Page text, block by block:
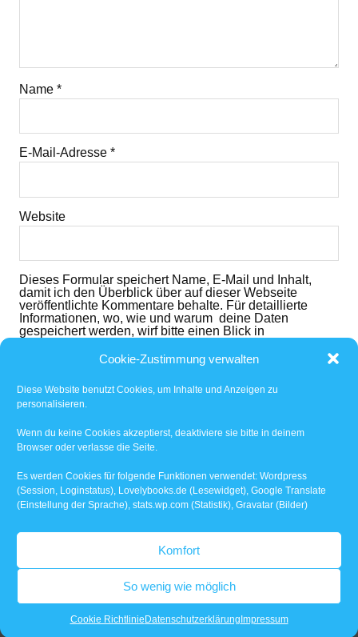
Cookie-Zustimmung verwalten
Diese Website benutzt Cookies, um Inhalte und Anzeigen zu
personalisieren.
Wenn du keine Cookies akzeptierst, deaktiviere sie bitte in deinem
Browser oder verlasse die Seite.
Es werden Cookies für folgende Funktionen verwendet: Wordpress
(Session, Loginstatus), Lovelybooks.de (Lesewidget), Google Translate
(Einstellung der Sprache), stats.wp.com (Statistik), Gravatar (Bilder)
Komfort
So wenig wie möglich
Cookie Richtlinie Datenschutzerklärung Impressum
Name *
E-Mail-Adresse *
Website
Dieses Formular speichert Name, E-Mail und Inhalt,
damit ich den Überblick über auf dieser Webseite
veröffentlichte Kommentare behalte. Für detaillierte
Informationen, wo, wie und warum deine Daten
gespeichert werden, wirf bitte einen Blick in
Button nimmst du diese zur Kenntnis und akzeptierst
Ich habe dieDatenschutzerklärunggelesen und
akzeptiert.*
via E-Mail.
WordPress-Theme: Dynamic News von ThemeZee.